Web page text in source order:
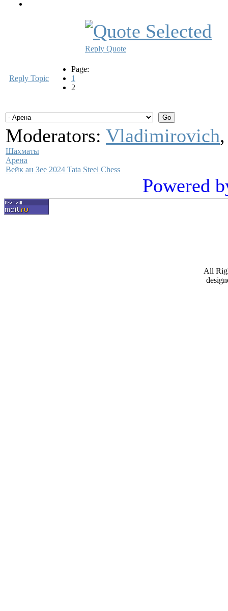
Reply Quote
Reply Topic
Page:
1
2
Moderators: Vladimirovich
Шахматы
Арена
Вейк ан Зее 2024 Tata Steel Chess
Powered
All